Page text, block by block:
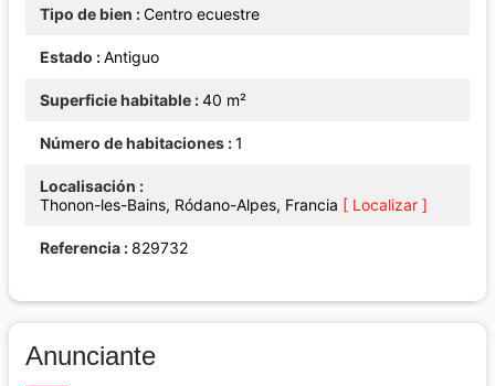
Tipo de bien Centro ecuestre
Estado Antiguo
Superficie habitable 40 m²
Número de habitaciones 1
Localisación
Thonon-les-Bains, Ródano-Alpes, Francia [ Localizar ]
Referencia 829732
Anunciante